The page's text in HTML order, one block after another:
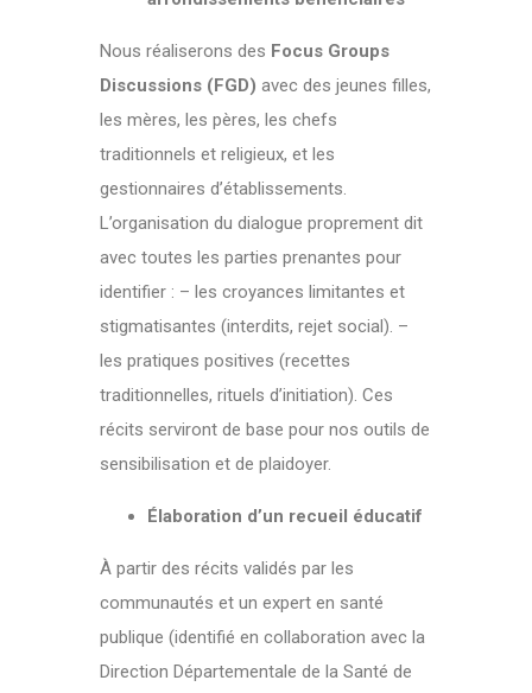
Nous réaliserons des Focus Groups
Discussions (FGD) avec des jeunes filles,
les mères, les pères, les chefs
traditionnels et religieux, et les
gestionnaires d’établissements.
L’organisation du dialogue proprement dit
avec toutes les parties prenantes pour
identifier : – les croyances limitantes et
stigmatisantes (interdits, rejet social). –
les pratiques positives (recettes
traditionnelles, rituels d’initiation). Ces
récits serviront de base pour nos outils de
sensibilisation et de plaidoyer.
Élaboration d’un recueil éducatif
À partir des récits validés par les
communautés et un expert en santé
publique (identifié en collaboration avec la
Direction Départementale de la Santé de